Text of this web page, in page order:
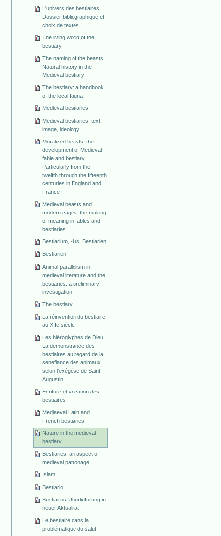
L'univers des bestiaires.
Dossier bibliographique et
choix de textes
The living world of the
bestiary
The naming of the beasts.
Natural history in the
Medieval bestiary
The bestiary: a handbook
of the local fauna
Medieval bestiaries
Medieval bestiaries: text,
image, ideology
Moralized beasts: the
development of Medieval
fable and bestiary.
Particularly from the
twelfth through the fifteenth
centuries in England and
France
Medieval beasts and
modern cages: the making
of meaning in fables and
bestiaries
Bestiarium, -ius, Bestiarien
Bestiarien
Animal parallelism in
medieval literature and the
bestiaries: a preliminary
investigation
The bestiary
La réinvention du bestiaire
au XIIe siècle
Les hiéroglyphes de Dieu.
La demonstrance des
bestiaires au regard de la
senefiance des animaux
selon l'exégèse de Saint
Augustin
Ecriture et vocation des
bestiaires
Mediaeval Latin and
French bestiaries
Nature in the medieval
bestiary
Bestiaries: an aspect of
medieval patronage
Islam
Bestiario
Bestiaires-Überlieferung in
neuer Aktualität
Le bestiaire dans la
problématique du salut